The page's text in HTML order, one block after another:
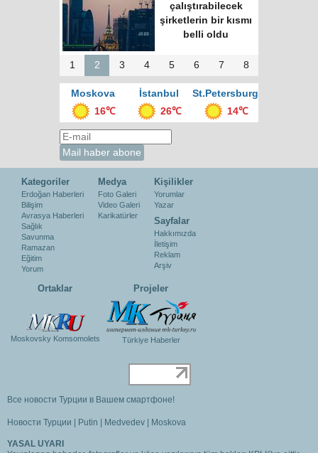
çalıştırabilecek
şirketlerin bir kısmı
belli oldu
1 2 3 4 5 6 7 8
Moskova İstanbul
St.Petersburg
16℃
26℃ 14℃
Kategoriler
Erdoğan Haberleri
Bilişim
Avrasya Haberleri
Sağlık
Savunma
Ramazan
Eğitim
Yorum
Medya
Foto Galeri
Video Galeri
Karikatürler
Kişilikler
Yorumlar
Yazar
Sayfalar
Hakkımızda
İletişim
Reklam
Arşiv
Ortaklar
Moskovsky Komsomolets
Projeler
Türkiye Haberler
Все новости Турции в Вашем смартфоне!
Новости Турции Putin Medvedev Moskova
YASAL UYARI